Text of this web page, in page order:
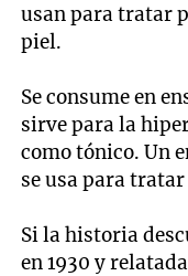
usan para tratar
piel.
Se consume en
sirve para la
como tónico. Un
se usa para
Si la historia
en 1930 y